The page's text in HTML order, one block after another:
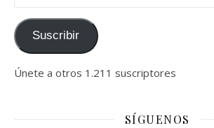
Suscribir
Únete a otros 1.211 suscriptores
SÍGUENOS